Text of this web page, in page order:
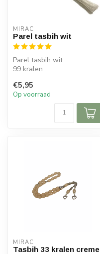
MIRAC
Parel tasbih wit
Parel tasbih wit
99 kralen
€5,95
Op voorraad
MIRAC
Tasbih 33 kralen creme